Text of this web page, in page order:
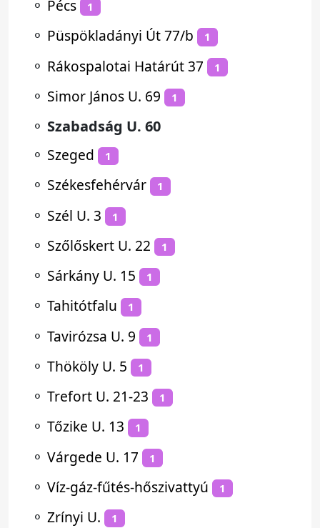
⚬ Pécs 1
⚬ Püspökladányi Út 77/b 1
⚬ Rákospalotai Határút 37 1
⚬ Simor János U. 69 1
⚬ Szabadság U. 60
⚬ Szeged 1
⚬ Székesfehérvár 1
⚬ Szél U. 3 1
⚬ Szőlőskert U. 22 1
⚬ Sárkány U. 15 1
⚬ Tahitótfalu 1
⚬ Tavirózsa U. 9 1
⚬ Thököly U. 5 1
⚬ Trefort U. 21-23 1
⚬ Tőzike U. 13 1
⚬ Várgede U. 17 1
⚬ Víz-gáz-fűtés-hőszivattyú 1
⚬ Zrínyi U. 1